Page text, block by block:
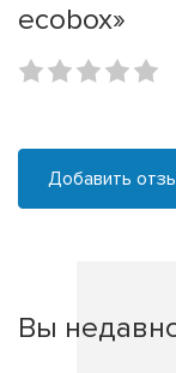
ecobox»
Добавить
Вы